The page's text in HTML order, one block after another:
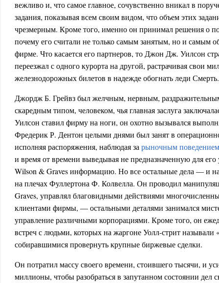
вежливо и, что самое главное, сочувственно вникал в
задания, показывая всем своим видом, что объем этих
чрезмерным. Кроме того, именно он принимал решения о
почему его считали не только самым занятым, но и самым
фирме. Что касается его партнеров, то Джон Дж. Уилсон
переезжал с одного курорта на другой, растрачивая свои
железнодорожных билетов в надежде обогнать леди Смерть.
Джордж Б. Грейвз был желчным, нервным,
скаредным типом, человеком, чья главная заслуга
Уилсон ставил фирму на ноги, он охотно вызывался
Фредерик Р. Дентон целыми днями был занят в
исполняя распоряжения, наблюдая за рыночным
и время от времени выведывая не предназначенную для
Wilson & Graves информацию. Но все остальные дела — и
на плечах Фуллертона Ф. Колвелла. Он проводил
Graves, управлял благовидными действиями
клиентами фирмы, — остальными деталями занимался
управление различными корпорациями. Кроме того, он
встреч с людьми, которых на жаргоне Уолл-стрит
собиравшимися провернуть крупные биржевые сделки.
Он потратил массу своего времени, стоившего тысячи, и
миллионы, чтобы разобраться в запутанном состоянии дел